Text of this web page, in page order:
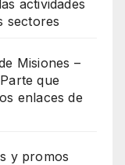
actividades
sectores
Misiones –
que
enlaces de
y promos